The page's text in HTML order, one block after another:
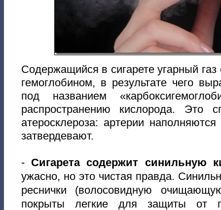
Содержащийся в сигарете угарный
гемоглобином, в результате чего
под названием
распространению кислорода. Это
атеросклероза: артерии
затвердевают.
- Сигарета содержит синильную
ужасно, но это чистая правда.
реснички (волосовидную
покрыты легкие для защиты от